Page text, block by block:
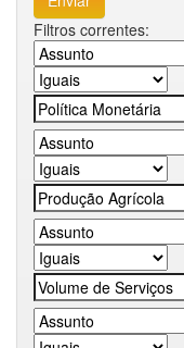
Filtros correntes: